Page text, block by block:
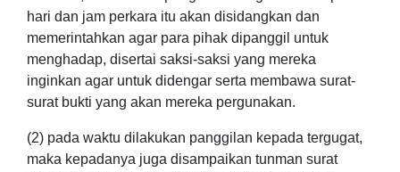
hari dan jam perkara itu akan disidangkan dan
memerintahkan agar para pihak dipanggil untuk
menghadap, disertai saksi-saksi yang mereka
inginkan agar untuk didengar serta membawa surat-
surat bukti yang akan mereka pergunakan.
(2) pada waktu dilakukan panggilan kepada tergugat,
maka kepadanya juga disampaikan tunman surat